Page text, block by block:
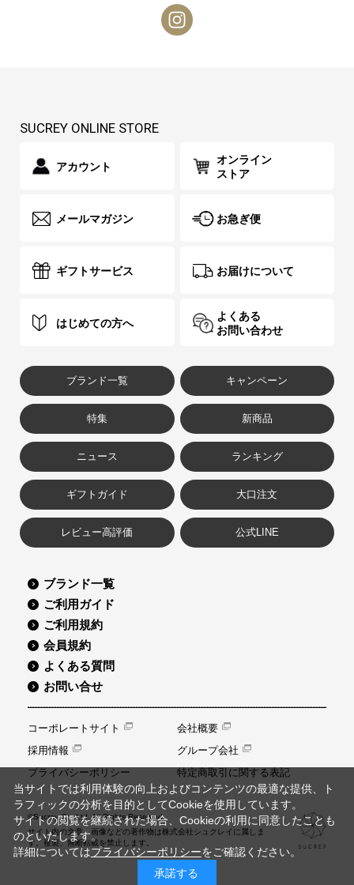
SUCREY ONLINE STORE
アカウント
オンライン
ストア
メールマガジン お急ぎ便
ギフトサービス お届けについて
はじめての方へ
よくある
お問い合わせ
ブランド一覧 キャンペーン
特集 新商品
ニュース ランキング
ギフトガイド 大口注文
レビュー高評価 公式LINE
ブランド一覧
ご利用ガイド
ご利用規約
会員規約
よくある質問
お問い合せ
コーポレートサイト
会社概要
採用情報
グループ会社
プライバシーポリシー
特定商取引に関する表記
©Sucrey Co.,Ltd. All Rights Reserved.
サイト内の文章、画像などの著作物は株式会社シュクレイに属しま
す。複製、無断転載を禁止します。
当サイトでは利用体験の向上およびコンテンツの最適な提供、ト
ラフィックの分析を目的としてCookieを使用しています。
サイトの閲覧を継続された場合、Cookieの利用に同意したことも
のといたします。
詳細についてはプライバシーポリシーをご確認ください。
承諾する